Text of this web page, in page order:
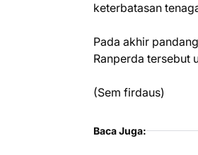
keterbatasan
Pada akhir
Ranperda tersebut
(Sem firdaus)
Baca Juga: